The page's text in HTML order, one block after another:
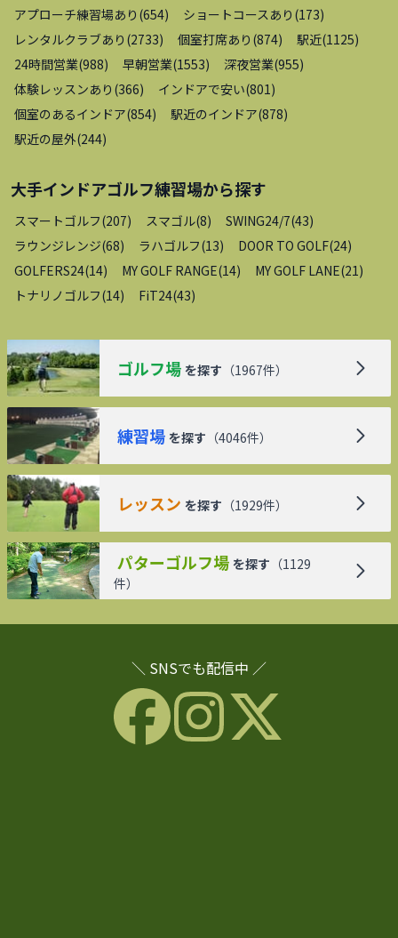
アプローチ練習場あり (654) ショートコースあり (173)
レンタルクラブあり (2733) 個室打席あり (874) 駅近(1125)
24時間営業(988) 早朝営業(1553) 深夜営業(955)
体験レッスンあり (366) インドアで安い(801)
個室のあるインドア(854) 駅近のインドア(878)
駅近の屋外(244)
大手インドアゴルフ練習場から探す
スマートゴルフ(207) スマゴル(8) SWING24/7(43)
ラウンジレンジ(68) ラハゴルフ(13) DOOR TO GOLF(24)
GOLFERS24(14) MY GOLF RANGE(14) MY GOLF LANE(21)
トナリノゴルフ(14) FiT24(43)
ゴルフ場 を探す （1967件）
練習場 を探す （4046件）
レッスン を探す （1929件）
パターゴルフ場 を探す （1129
件）
＼ SNSでも配信中 ／